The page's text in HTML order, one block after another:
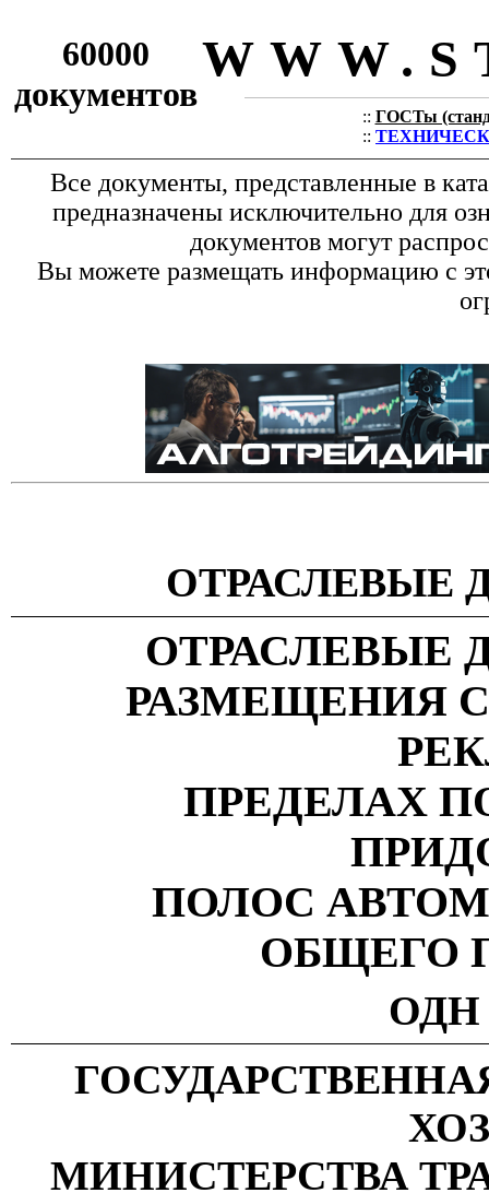
60000
документов
:: ГОСТы
::
Все документы, представленные в
предназначены исключительно для
документов могут
Вы можете размещать информацию с
ОТРАСЛЕВЫЕ
РАЗМЕЩЕНИЯ
ПРЕДЕЛАХ
ПОЛОС
ОБЩЕГО
ОДН
МИНИСТЕРСТВА